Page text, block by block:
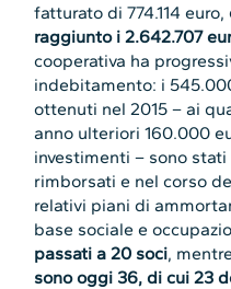
fatturato di 774.114 euro,
raggiunto i 2.642.707
cooperativa ha
indebitamento: i
ottenuti nel 2015 – ai
anno ulteriori 160.000
investimenti – sono
rimborsati e nel corso
relativi piani di
base sociale e
passati a 20 soci,
sono oggi 36, di cui 23